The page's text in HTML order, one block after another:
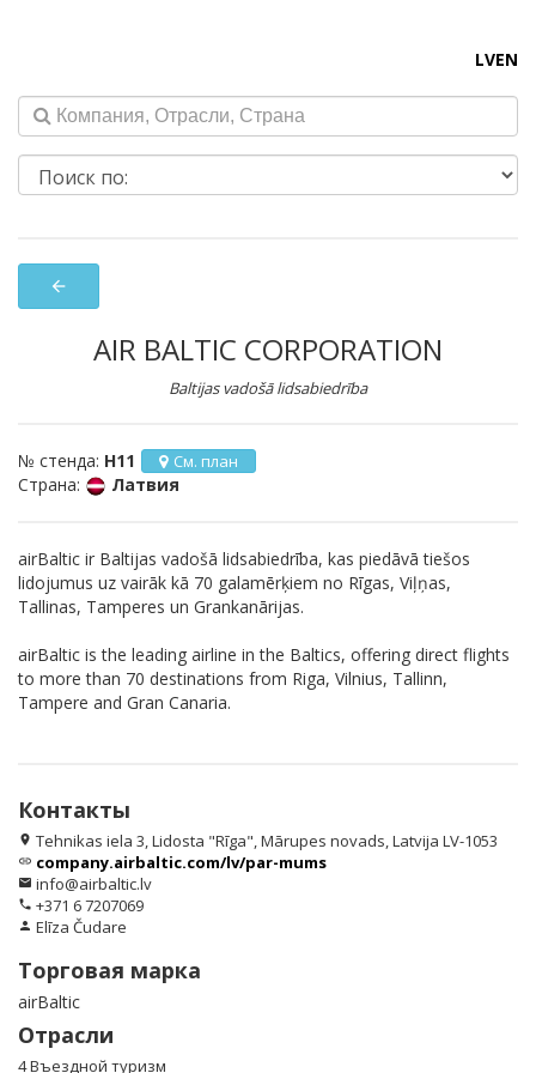
LVEN
arrow_back
AIR BALTIC CORPORATION
Baltijas vadošā lidsabiedrība
№ стенда: H11 См. план
Страна: Латвия
airBaltic ir Baltijas vadošā lidsabiedrība, kas piedāvā tiešos
lidojumus uz vairāk kā 70 galamērķiem no Rīgas, Viļņas,
Tallinas, Tamperes un Grankanārijas.
airBaltic is the leading airline in the Baltics, offering direct flights
to more than 70 destinations from Riga, Vilnius, Tallinn,
Tampere and Gran Canaria.
Контакты
location_on Tehnikas iela 3, Lidosta "Rīga", Mārupes novads, Latvija LV-1053
link company.airbaltic.com/lv/par-mums
email info@airbaltic.lv
phone +371 6 7207069
person Elīza Čudare
Торговая марка
airBaltic
Отрасли
4 Въездной туризм